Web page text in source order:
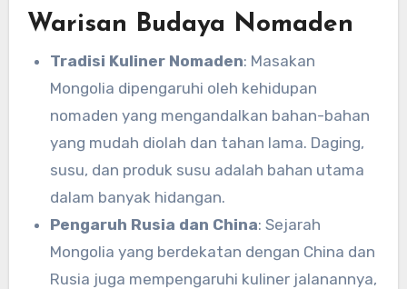
Warisan Budaya Nomaden
Tradisi Kuliner Nomaden: Masakan
Mongolia dipengaruhi oleh kehidupan
nomaden yang mengandalkan bahan-bahan
yang mudah diolah dan tahan lama. Daging,
susu, dan produk susu adalah bahan utama
dalam banyak hidangan.
Pengaruh Rusia dan China: Sejarah
Mongolia yang berdekatan dengan China dan
Rusia juga mempengaruhi kuliner jalanannya,